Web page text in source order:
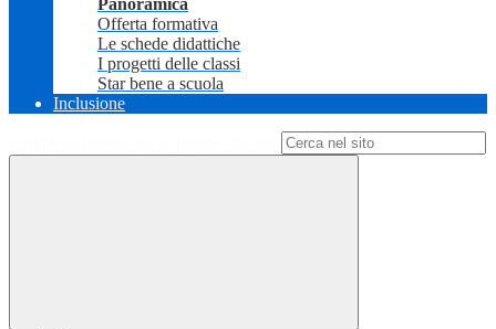
Panoramica
Offerta formativa
Le schede didattiche
I progetti delle classi
Star bene a scuola
Inclusione